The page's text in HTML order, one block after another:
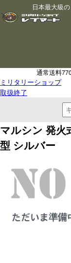
日本最大級
通常送料
ミリタリーショップ
取扱終了
マルシン 発火
型 シルバー